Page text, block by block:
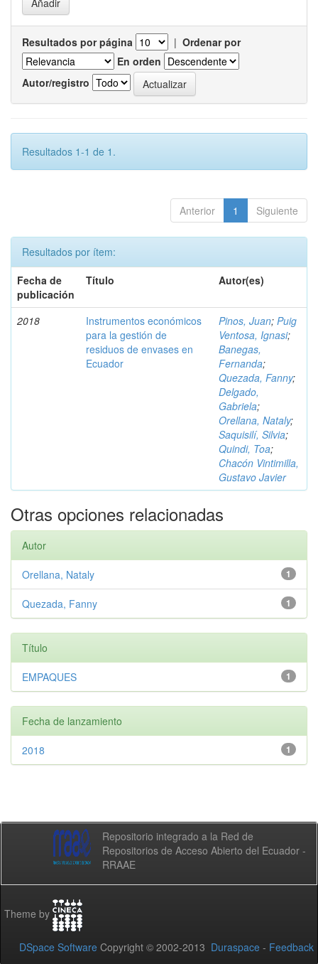
Resultados por página | Ordenar por
En orden
Autor/registro
Resultados 1-1 de 1.
Anterior 1 Siguiente
Resultados por ítem:
Fecha de
publicación
Título Autor(es)
2018
Instrumentos económicos
para la gestión de
residuos de envases en
Ecuador
Pinos, Juan; Puig
Ventosa, Ignasi;
Banegas,
Fernanda;
Quezada, Fanny;
Delgado,
Gabriela;
Orellana, Nataly;
Saquisilí, Silvia;
Quindi, Toa;
Chacón Vintimilla,
Gustavo Javier
Otras opciones relacionadas
Autor
1
Orellana, Nataly
1
Quezada, Fanny
Título
1
EMPAQUES
Fecha de lanzamiento
1
2018
Repositorio integrado a la Red de
Repositorios de Acceso Abierto del Ecuador -
RRAAE
Theme by
DSpace Software Copyright © 2002-2013 Duraspace - Feedback